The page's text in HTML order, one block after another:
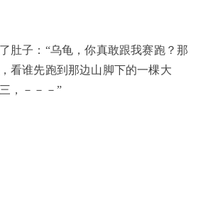
肚子：“乌龟，你真敢跟我赛跑？那
看谁先跑到那边山脚下的一棵大
，－－－”